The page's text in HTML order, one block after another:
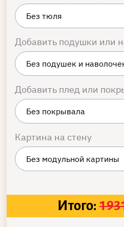
Добавить подушки или
Добавить плед или
Картина на стену
Итого: